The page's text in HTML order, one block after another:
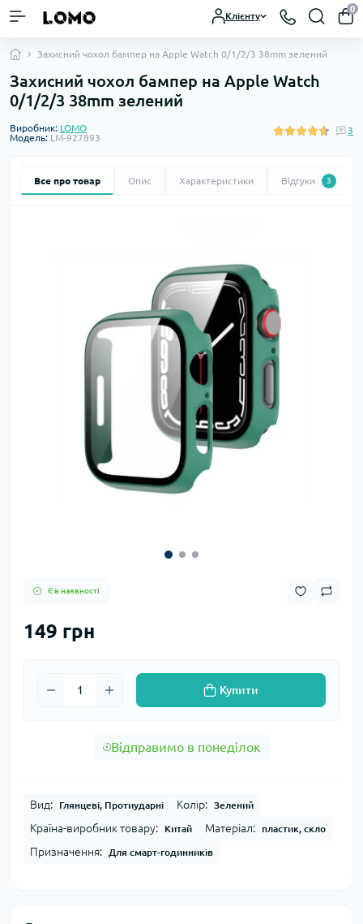
Клієнту
0
Захисний чохол бампер на Apple Watch 0/1/2/3 38mm зелений
Захисний чохол бампер на Apple Watch
0/1/2/3 38mm зелений
Виробник: LOMO
Модель: LM-927893
3
Все про товар Опис Характеристики Відгуки 3
Є в наявності
149 грн
Купити
Відправимо в понеділок
Вид: Глянцеві, Протиударні Колір: Зелений
Країна-виробник товару: Китай Матеріал: пластик, скло
Призначення: Для смарт-годинників